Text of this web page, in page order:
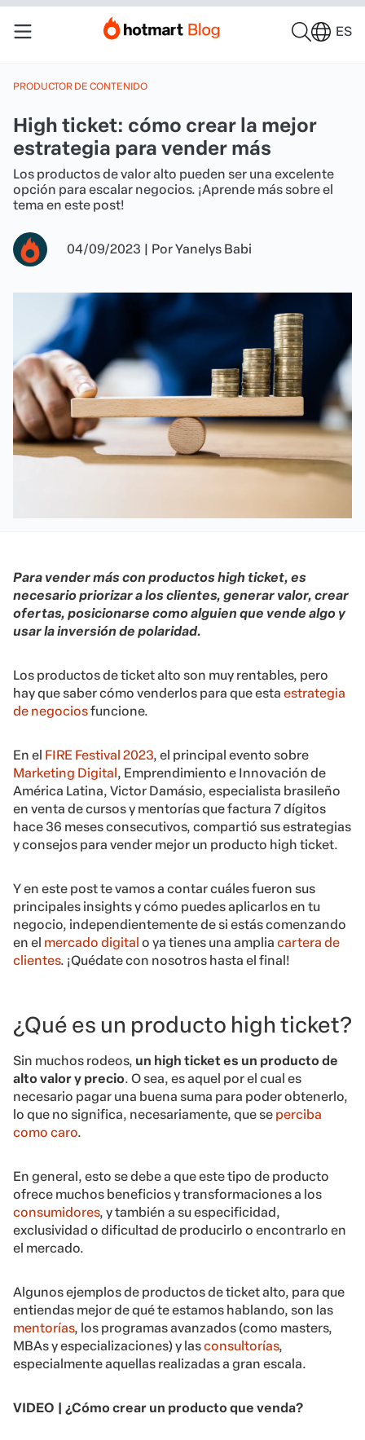
ES
PRODUCTOR DE CONTENIDO
High ticket: cómo crear la mejor
estrategia para vender más
Los productos de valor alto pueden ser una excelente
opción para escalar negocios. ¡Aprende más sobre el
tema en este post!
04/09/2023 | PorYanelys Babi
Para vender más con productos high ticket, es
necesario priorizar a los clientes, generar valor, crear
ofertas, posicionarse como alguien que vende algo y
usar la inversión de polaridad.
Los productos de ticket alto son muy rentables, pero
hay que saber cómo venderlos para que esta estrategia
de negociosfuncione.
En el FIRE Festival 2023, el principal evento sobre
Marketing Digital , Emprendimiento e Innovación de
América Latina, Victor Damásio, especialista brasileño
en venta de cursos y mentorías que factura 7 dígitos
hace 36 meses consecutivos, compartió sus estrategias
y consejos para vender mejor un producto high ticket.
Y en este post te vamos a contar cuáles fueron sus
principales insights y cómo puedes aplicarlos en tu
negocio, independientemente de si estás comenzando
en el mercado digital o ya tienes una amplia cartera de
clientes. ¡Quédate con nosotros hasta el final!
¿Qué es un producto high ticket?
Sin muchos rodeos, un high ticket es un producto de
alto valor y precio. O sea, es aquel por el cual es
necesario pagar una buena suma para poder obtenerlo,
lo que no significa, necesariamente, que se perciba
como caro.
En general, esto se debe a que este tipo de producto
ofrece muchos beneficios y transformaciones a los
consumidores, y también a su especificidad,
exclusividad o dificultad de producirlo o encontrarlo en
el mercado.
Algunos ejemplos de productos de ticket alto, para que
entiendas mejor de qué te estamos hablando, son las
mentorías, los programas avanzados (como masters,
MBAs y especializaciones) y lasconsultorías,
especialmente aquellas realizadas a gran escala.
VIDEO | ¿Cómo crear un producto que venda?